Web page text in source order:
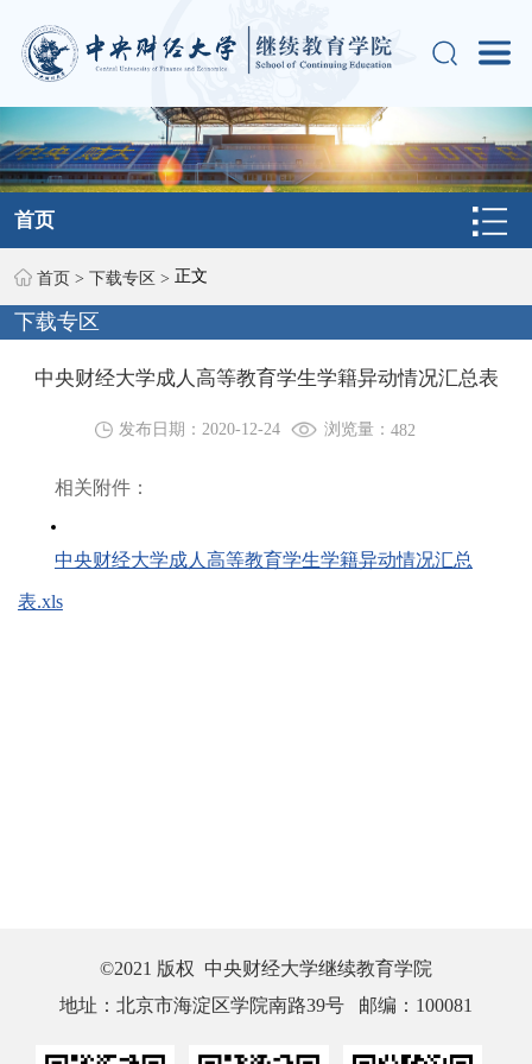
首页
首页 > 下载专区 > 正文
下载专区
中央财经大学成人高等教育学生学籍异动情况汇总表
发布日期：2020-12-24 浏览量： 482
相关附件：
中央财经大学成人高等教育学生学籍异动情况汇总
表.xls
©2021 版权 中央财经大学继续教育学院
地址：北京市海淀区学院南路39号 邮编：100081